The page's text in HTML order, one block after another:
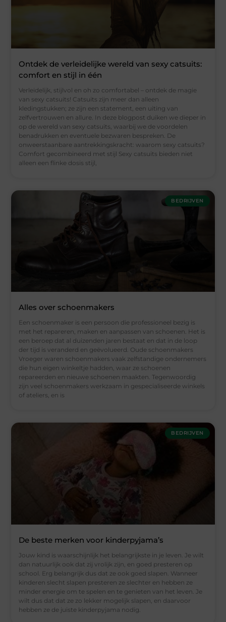
Ontdek de verleidelijke wereld van sexy catsuits:
comfort en stijl in één
Verleidelijk, stijlvol en oh zo comfortabel – ontdek de magie
van sexy catsuits! Catsuits zijn meer dan alleen
kledingstukken; ze zijn een statement, een uiting van
zelfvertrouwen en allure. In deze blogpost duiken we dieper in
op de wereld van sexy catsuits, waarbij we de voordelen
benadrukken en eventuele bezwaren bespreken. De
onweerstaanbare aantrekkingskracht: waarom sexy catsuits?
Comfort gecombineerd met stijl Sexy catsuits bieden niet
alleen een flinke dosis stijl,
BEDRIJVEN
Alles over schoenmakers
Een schoenmaker is een persoon die professioneel bezig is
met het repareren, maken en aanpassen van schoenen. Het is
een beroep dat al duizenden jaren bestaat en dat in de loop
der tijd is veranderd en geëvolueerd. Oude schoenmakers
Vroeger waren schoenmakers vaak zelfstandige ondernemers
die hun eigen winkeltje hadden, waar ze schoenen
repareerden en nieuwe schoenen maakten. Tegenwoordig
zijn veel schoenmakers werkzaam in gespecialiseerde winkels
of ateliers, en is
BEDRIJVEN
De beste merken voor kinderpyjama’s
Jouw kind is waarschijnlijk het belangrijkste in je leven. Je wilt
dan natuurlijk ook dat zij vrolijk zijn, en goed presteren op
school. Erg belangrijk dus dat ze ook goed slapen. Wanneer
kinderen slecht slapen presteren ze slechter en hebben ze
minder energie om te spelen en te genieten van het leven. Je
wilt dus dat dat ze zo lekker mogelijk slapen, en daarvoor
hebben ze de juiste kinderpyjama nodig.